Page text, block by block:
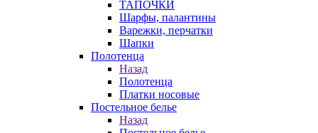
ТАПОЧКИ
Шарфы, палантины
Варежки, перчатки
Шапки
Полотенца
Назад
Полотенца
Платки носовые
Постельное белье
Назад